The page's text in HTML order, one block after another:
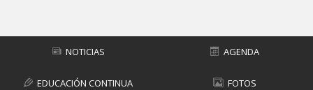
NOTICIAS AGENDA
EDUCACIÓN CONTINUA FOTOS